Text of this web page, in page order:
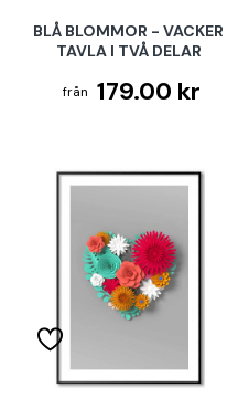
BLÅ BLOMMOR - VACKER
TAVLA I TVÅ DELAR
179.00 kr